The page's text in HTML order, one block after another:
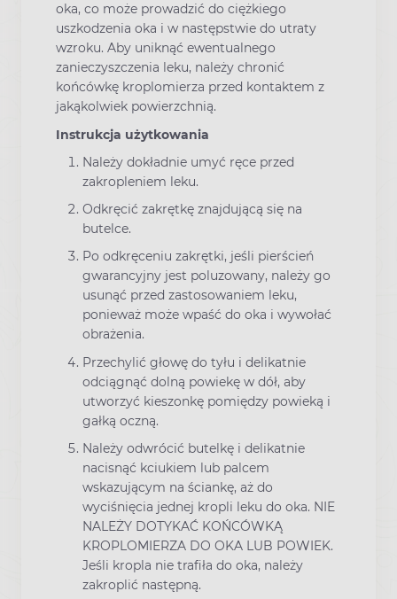
oka, co może prowadzić do ciężkiego
uszkodzenia oka i w następstwie do utraty
wzroku. Aby uniknąć ewentualnego
zanieczyszczenia leku, należy chronić
końcówkę kroplomierza przed kontaktem z
jakąkolwiek powierzchnią.
Instrukcja użytkowania
Należy dokładnie umyć ręce przed
zakropleniem leku.
Odkręcić zakrętkę znajdującą się na
butelce.
Po odkręceniu zakrętki, jeśli pierścień
gwarancyjny jest poluzowany, należy go
usunąć przed zastosowaniem leku,
ponieważ może wpaść do oka i wywołać
obrażenia.
Przechylić głowę do tyłu i delikatnie
odciągnąć dolną powiekę w dół, aby
utworzyć kieszonkę pomiędzy powieką i
gałką oczną.
Należy odwrócić butelkę i delikatnie
nacisnąć kciukiem lub palcem
wskazującym na ściankę, aż do
wyciśnięcia jednej kropli leku do oka. NIE
NALEŻY DOTYKAĆ KOŃCÓWKĄ
KROPLOMIERZA DO OKA LUB POWIEK.
Jeśli kropla nie trafiła do oka, należy
zakroplić następną.